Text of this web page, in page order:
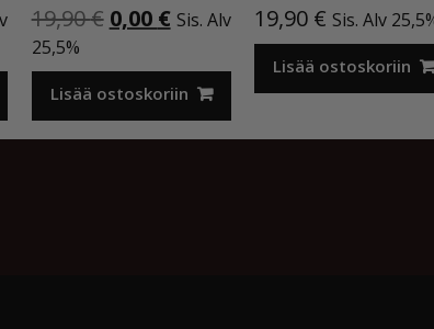
19,90€ Alkuperäinen
oli:
19,90 €.
0,00 €Nykyinen
on:
0,00 €.
Sis. Alv
25,5%
Lisää ostoskoriin
19,90 € Sis. Alv
Lisää ostoskoriin